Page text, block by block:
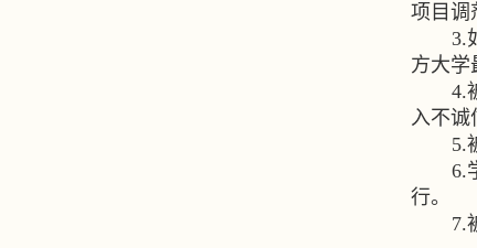
项目调
3.
方大学
4.
入不诚
5.
6.
行。
7.